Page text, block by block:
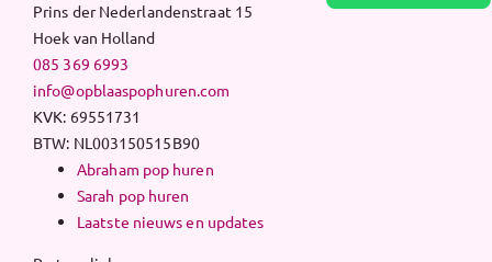
Prins der Nederlandenstraat 15
Hoek van Holland
085 369 6993
info@opblaaspophuren.com
KVK: 69551731
BTW: NL003150515B90
Abraham pop huren
Sarah pop huren
Laatste nieuws en updates